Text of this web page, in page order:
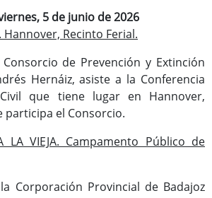
5 de junio de 2026
Hannover, Recinto Ferial.
de Prevención y Extinción
Hernáiz, asiste a la Conferencia
que tiene lugar en Hannover,
participa el Consorcio.
LA VIEJA. Campamento Público de
Corporación Provincial de Badajoz